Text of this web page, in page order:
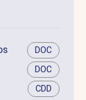
DOC
DOC
CDD